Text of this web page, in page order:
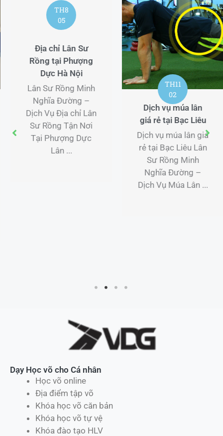
TH8
05
Địa chỉ Lân Sư
Rồng tại Phượng
Dực Hà Nội
Lân Sư Rồng Minh
Nghĩa Đường –
Dịch Vụ Địa chỉ Lân
Sư Rồng Tận Nơi
Tại Phượng Dực
Lân ...
TH11
02
Dịch vụ múa lân
giá rẻ tại Bạc Liêu
Dịch vụ múa lân giá
rẻ tại Bạc Liêu Lân
Sư Rồng Minh
Nghĩa Đường –
Dịch Vụ Múa Lân ...
Dạy Học võ cho Cá nhân
Học võ online
Địa điểm tập võ
Khóa học võ căn bản
Khóa học võ tự vệ
Khóa đào tạo HLV